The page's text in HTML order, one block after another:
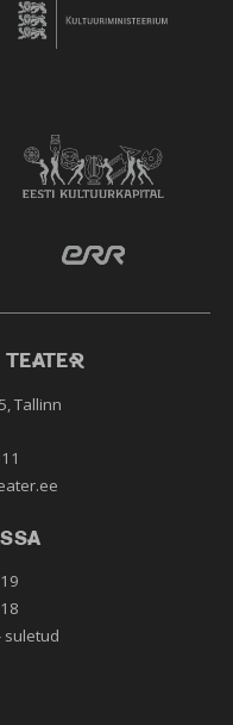
Golomazov – jahimehe
stand-up minu
ja muinasjutul. "Väike
D. Kosjakov - Udrja
leedi“, lavastaja
Tallinn
suletud